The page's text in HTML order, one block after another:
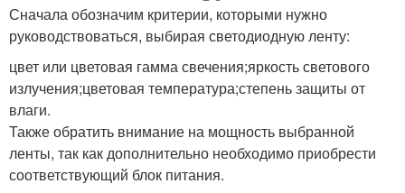
Сначала обозначим критерии, которыми нужно
руководствоваться, выбирая светодиодную ленту:
цвет или цветовая гамма свечения;яркость светового
излучения;цветовая температура;степень защиты от
влаги.
Также обратить внимание на мощность выбранной
ленты, так как дополнительно необходимо приобрести
соответствующий блок питания.